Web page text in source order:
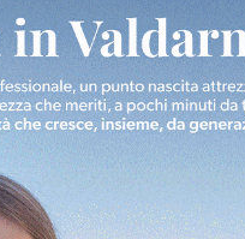
Valdarno 1 Agosto 2026
Figline finanziata oltre
di Fratelli